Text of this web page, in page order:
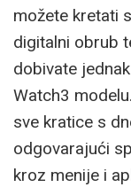
možete kretati
digitalni obrub
dobivate
Watch3
sve kratice s
odgovarajući
kroz menije i